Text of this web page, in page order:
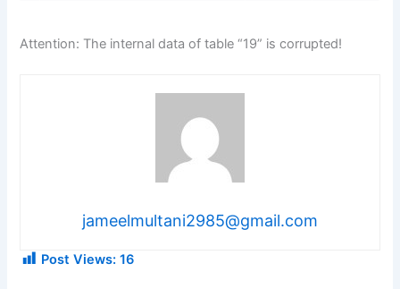
Attention: The internal data of table “19” is corrupted!
jameelmultani2985@gmail.com
Post Views: 16